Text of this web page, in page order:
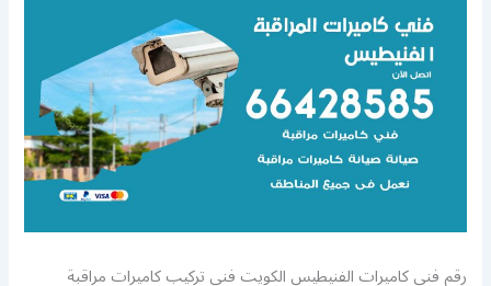
رقم فني كاميرات الفنيطيس الكويت فني تركيب كاميرات مراقبة